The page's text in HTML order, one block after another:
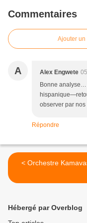
Commentaires
Ajouter un
A Alex Engwete
Bonne analyse…
observer par
Répondre
< Orchestre
Hébergé par Overblog